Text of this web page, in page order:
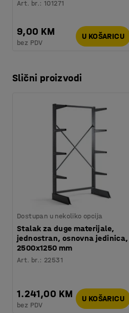
Art. br.:101271
9,00 KM
bez PDV
U KOŠARICU
Slični proizvodi
Dostupan u nekoliko opcija
Stalak za duge materijale,
jednostran, osnovna jedinica,
2500x1250 mm
Art. br.: 22531
1.241,00 KM
bez PDV
U KOŠARICU